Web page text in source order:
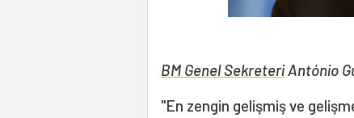
BM Genel SekreteriAntónio
"En zengin gelişmiş ve